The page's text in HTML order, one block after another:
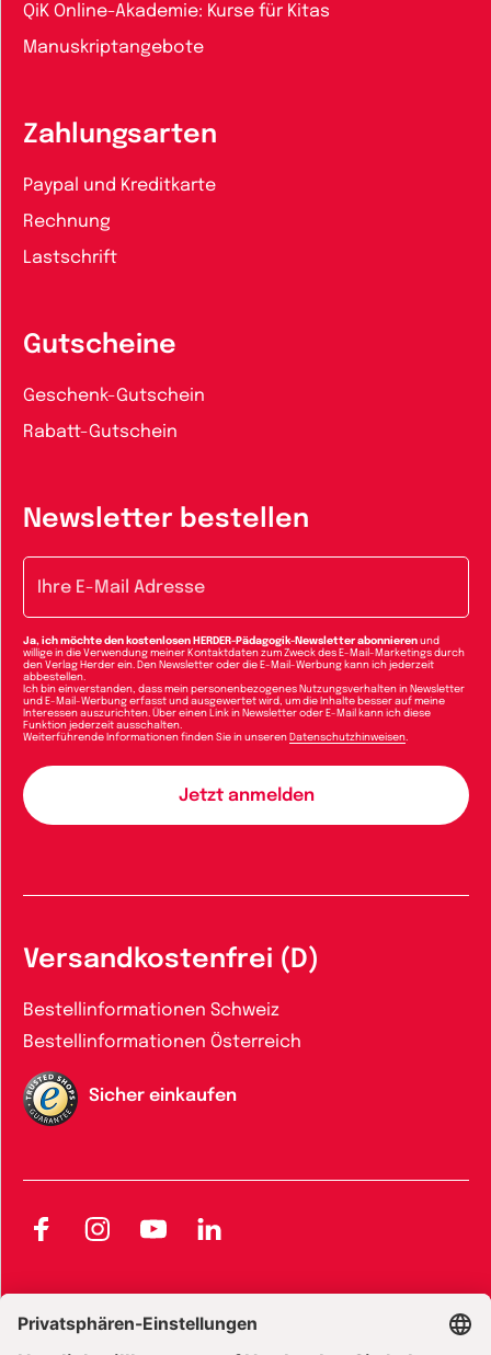
QiK Online-Akademie: Kurse für Kitas
Manuskriptangebote
Zahlungsarten
Paypal und Kreditkarte
Rechnung
Lastschrift
Gutscheine
Geschenk-Gutschein
Rabatt-Gutschein
Newsletter bestellen
Ja, ich möchte den kostenlosen HERDER-Pädagogik-Newsletter abonnieren und
willige in die Verwendung meiner Kontaktdaten zum Zweck des E-Mail-Marketings durch
den Verlag Herder ein. Den Newsletter oder die E-Mail-Werbung kann ich jederzeit
abbestellen.
Ich bin einverstanden, dass mein personenbezogenes Nutzungsverhalten in Newsletter
und E-Mail-Werbung erfasst und ausgewertet wird, um die Inhalte besser auf meine
Interessen auszurichten. Über einen Link in Newsletter oder E-Mail kann ich diese
Funktion jederzeit ausschalten.
Weiterführende Informationen finden Sie in unseren Datenschutzhinweisen.
Versandkostenfrei (D)
Bestellinformationen Schweiz
Bestellinformationen Österreich
Sicher einkaufen
FacebookInstagramYouTubeLinkedIn
Widerrufsbelehrung E-Books